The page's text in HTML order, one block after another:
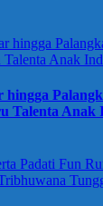
hingga
Talenta Anak